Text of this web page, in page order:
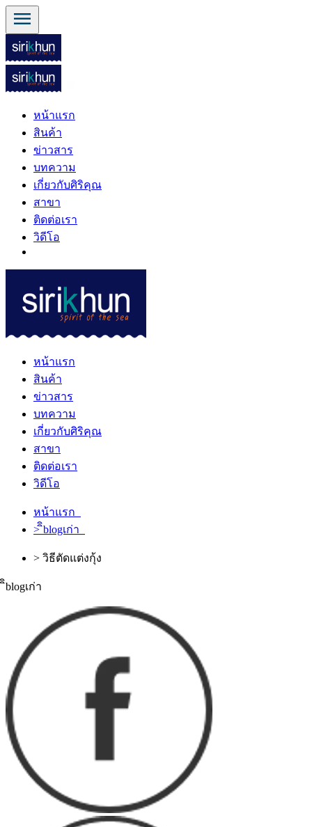
menu
หน้าแรก
สินค้า
ข่าวสาร
บทความ
เกี่ยวกับศิริคุณ
สาขา
ติดต่อเรา
วิดีโอ
หน้าแรก
สินค้า
ข่าวสาร
บทความ
เกี่ยวกับศิริคุณ
สาขา
ติดต่อเรา
วิดีโอ
หน้าแรก
> ิิblogเก่า
> วิธีตัดแต่งกุ้ง
ิิblogเก่า